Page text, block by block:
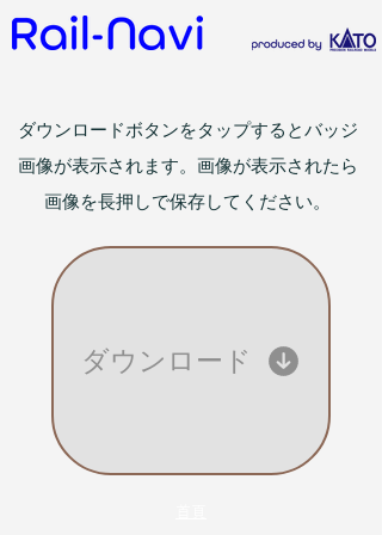
ダウンロードボタンをタップするとバッジ
画像が表示されます。画像が表示されたら
画像を長押しで保存してください。
ダウンロード